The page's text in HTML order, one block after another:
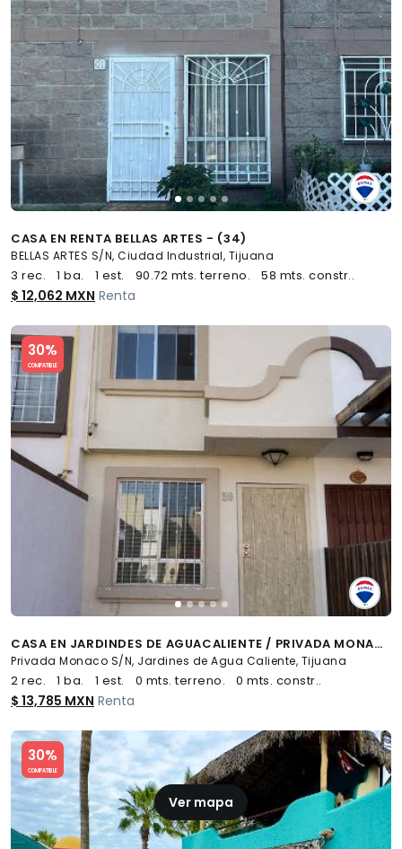
CASA EN RENTA BELLAS ARTES - (34)
BELLAS ARTES S/N, Ciudad Industrial, Tijuana
3 rec. 1 ba. 1 est. 90.72 mts. terreno. 58 mts. constr..
$ 12,062 MXN Renta
30%
COMPATIBLE
Slide 1 of 5
CASA EN JARDINDES DE AGUACALIENTE / PRIVADA MONACO - (34)
Privada Monaco S/N, Jardines de Agua Caliente, Tijuana
2 rec. 1 ba. 1 est. 0 mts. terreno. 0 mts. constr..
$ 13,785 MXN Renta
30%
COMPATIBLE
Slide 1 of 5
Ver mapa